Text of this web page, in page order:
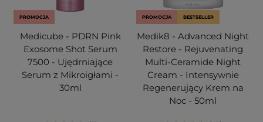
PROMOCJA
Medicube - PDRN Pink
Exosome Shot Serum
7500 - Ujędrniające
Serum z Mikroigłami -
30ml
PROMOCJA BESTSELLER
Medik8 - Advanced Night
Restore - Rejuvenating
Multi-Ceramide Night
Cream - Intensywnie
Regenerujący Krem na
Noc - 50ml